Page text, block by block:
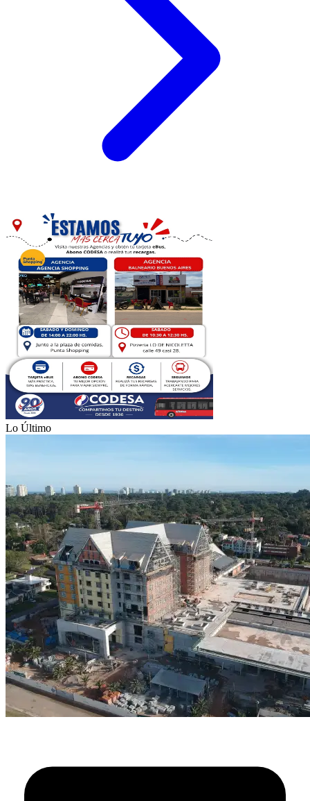
Lo Último